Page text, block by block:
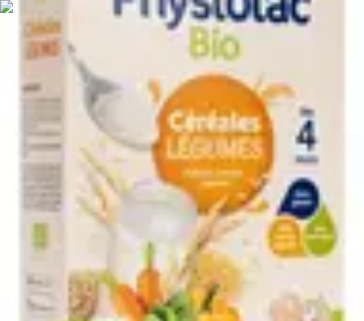
Paleo Cuisine
Nutrition Paléo
Santé et NutritionNutrition et Santé
Paleo Cuisine